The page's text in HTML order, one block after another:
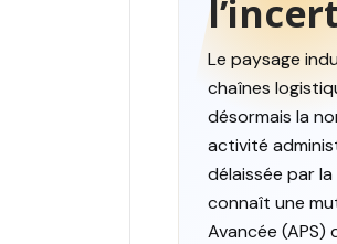
Le paysage
chaînes
désormais la
activité
délaissée par
connaît une
Avancée